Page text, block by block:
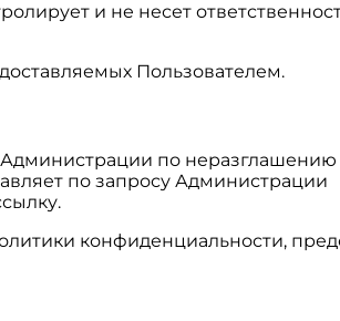
и не несет
Пользователем.
Администрации по
по запросу Администрации
конфиденциальности,